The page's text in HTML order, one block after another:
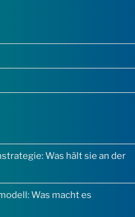
Was hält sie an der
Was macht es